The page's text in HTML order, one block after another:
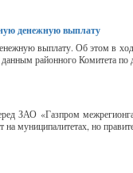
денежную выплату
выплату. Об этом в
районного Комитета
ЗАО «Газпром
на муниципалитетах, но